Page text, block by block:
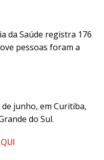
da Saúde registra 176
pessoas foram a
junho, em Curitiba,
do Sul.